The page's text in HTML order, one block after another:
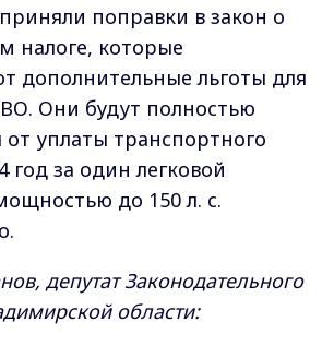
поправки в закон о
налоге, которые
дополнительные льготы для
Они будут полностью
уплаты транспортного
год за один легковой
до 150 л. с.
депутат Законодательного
области: